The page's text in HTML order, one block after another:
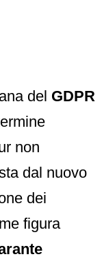
del GDPR
non
dal nuovo
dei
figura